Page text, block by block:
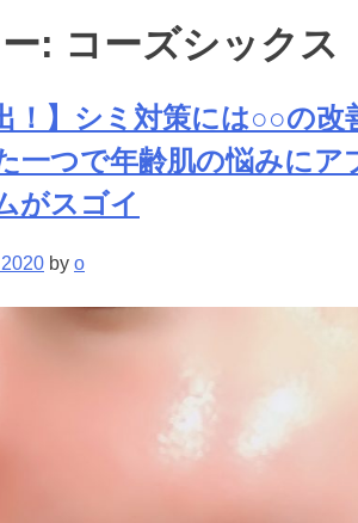
: コーズシックス
！】シミ対策には○○の改
一つで年齢肌の悩みにア
がスゴイ
by o